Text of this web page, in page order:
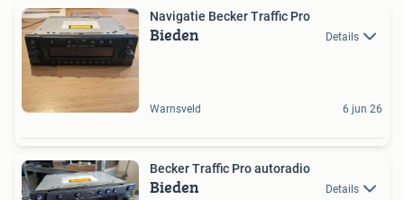
Navigatie Becker Traffic Pro
Bieden Details
Warnsveld 6 jun 26
Becker Traffic Pro autoradio
Bieden Details